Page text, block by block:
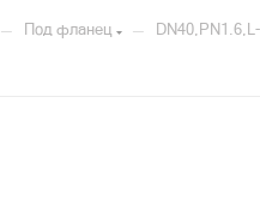
— Под фланец —